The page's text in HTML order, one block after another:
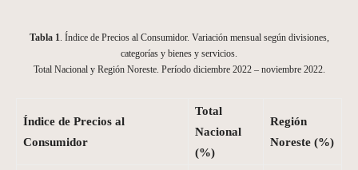
Tabla 1. Índice de Precios al Consumidor. Variación mensual según divisiones,
categorías y bienes y servicios.
Total Nacional y Región Noreste. Período diciembre 2022 – noviembre 2022.
Índice de Precios al
Consumidor
Total
Nacional
(%)
Región
Noreste (%)